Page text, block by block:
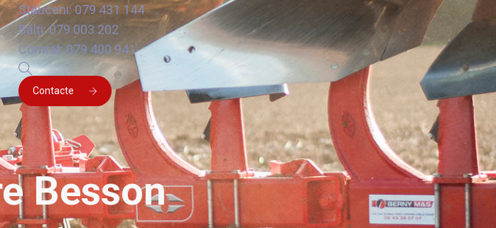
Stăuceni: 079 431 144
Bălți: 079 003 202
Comrat: 079 400 941
Contacte
Besson